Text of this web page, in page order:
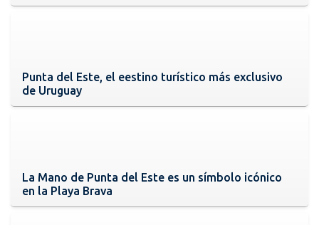
Punta del Este, el eestino turístico más exclusivo
de Uruguay
La Mano de Punta del Este es un símbolo icónico
en la Playa Brava